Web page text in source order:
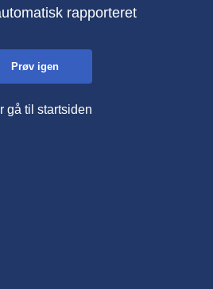
rapporteret
Prøv igen
gå til startsiden